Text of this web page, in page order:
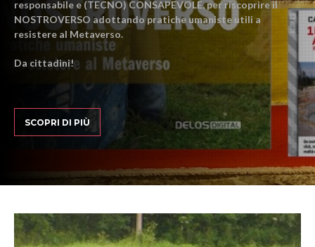
responsabile e (TECNO) CONSAPEVOLE, per riscoprire il
NOSTROVERSO adottando pratiche umaniste utili a
resistere al Metaverso.
Da cittadini!
SCOPRI DI PIÙ